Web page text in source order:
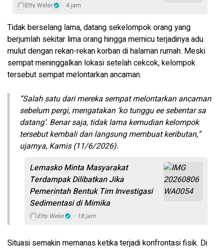
Etty Weler 4 jam
Tidak berselang lama, datang sekelompok orang yang
berjumlah sekitar lima orang hingga memicu terjadinya adu
mulut dengan rekan-rekan korban di halaman rumah. Meski
sempat meninggalkan lokasi setelah cekcok, kelompok
tersebut sempat melontarkan ancaman.
“Salah satu dari mereka sempat melontarkan ancaman
sebelum pergi, mengatakan ‘ko tunggu ee sebentar sa
datang’. Benar saja, tidak lama kemudian kelompok
tersebut kembali dan langsung membuat keributan,”
ujarnya, Kamis (11/6/2026).
Lemasko Minta Masyarakat
Terdampak Dilibatkan Jika
Pemerintah Bentuk Tim Investigasi
Sedimentasi di Mimika
Etty Weler 18 jam
Situasi semakin memanas ketika terjadi konfrontasi fisik. Di